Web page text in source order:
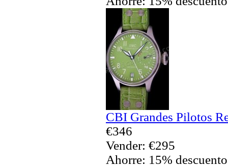
CBI Grandes Pilotos
€346
Vender: €295
Ahorre: 15% descuento